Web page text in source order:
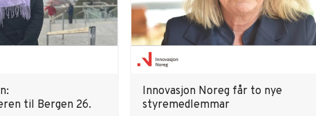
til Bergen 26.
Innovasjon Noreg får to nye
styremedlemmar